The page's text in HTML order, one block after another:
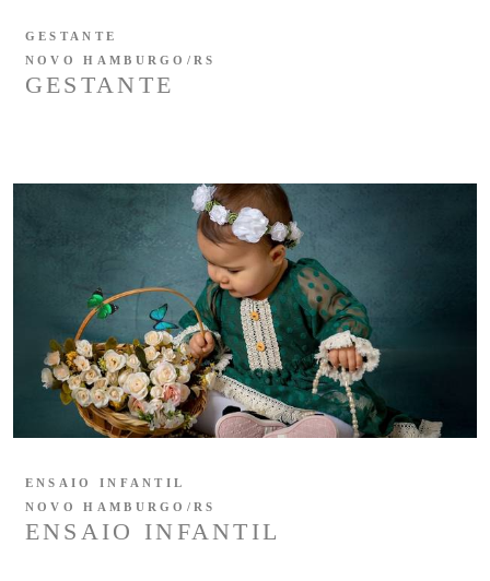
GESTANTE
GESTANTE
NOVO HAMBURGO/RS
ENSAIO INFANTIL
ENSAIO INFANTIL
NOVO HAMBURGO/RS